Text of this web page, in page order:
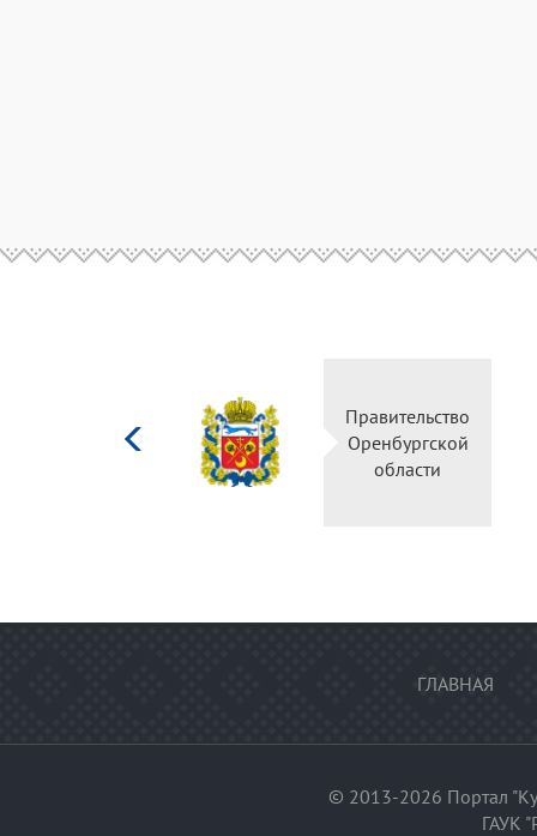
Правительство
Оренбургской
области
ГЛАВНАЯ
© 2013-2026 Портал
ГАУК